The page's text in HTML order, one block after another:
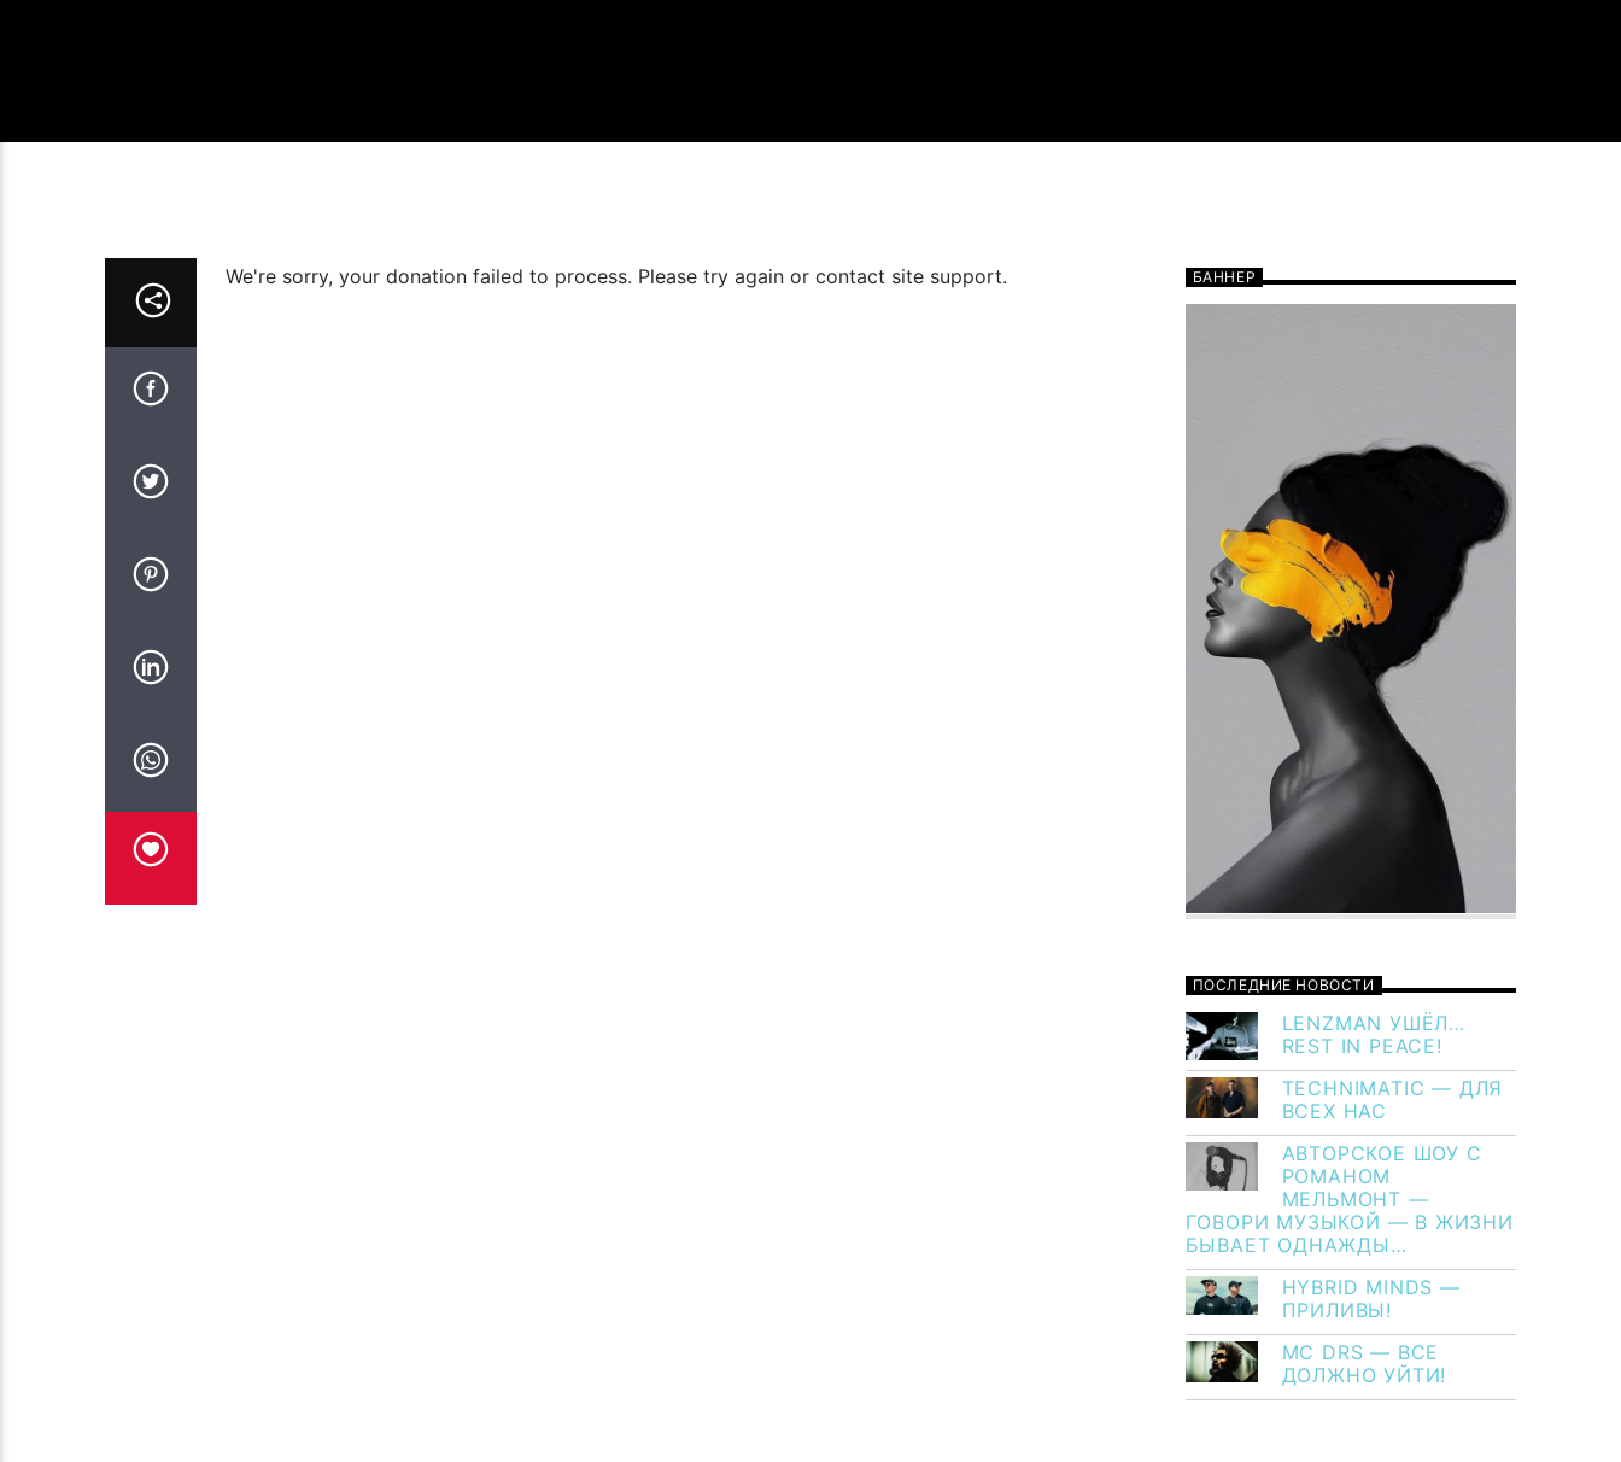
We're sorry, your donation failed to process. Please try again or contact site support. БАННЕР
ПОСЛЕДНИЕ НОВОСТИ
LENZMAN УШЁЛ…
REST IN PEACE!
TECHNIMATIC — ДЛЯ
ВСЕХ НАС
АВТОРСКОЕ ШОУ С
РОМАНОМ
МЕЛЬМОНТ —
ГОВОРИ МУЗЫКОЙ — В ЖИЗНИ
БЫВАЕТ ОДНАЖДЫ…
HYBRID MINDS —
ПРИЛИВЫ!
MC DRS — ВСЕ
ДОЛЖНО УЙТИ!